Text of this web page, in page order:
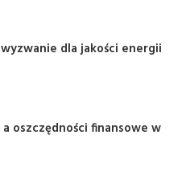
dla jakości energii
oszczędności finansowe w